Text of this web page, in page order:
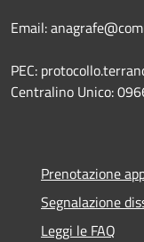
Email:
PEC:
Centralino Unico:
Prenotazione
Segnalazione
Leggi le FAQ